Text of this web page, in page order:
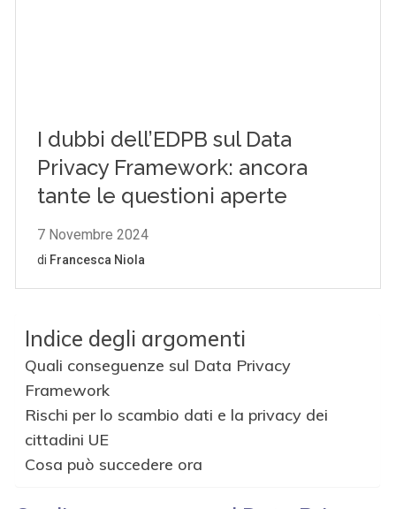
Indice degli argomenti
Quali conseguenze sul Data Privacy
Framework
Rischi per lo scambio dati e la privacy dei
cittadini UE
Cosa può succedere ora